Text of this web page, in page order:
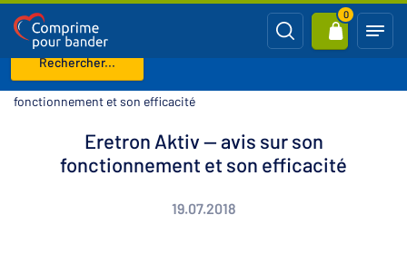
Rechercher...
0
Page d'accueil Blog
fonctionnement et son efficacité
Eretron Aktiv — avis sur son
fonctionnement et son efficacité
19.07.2018